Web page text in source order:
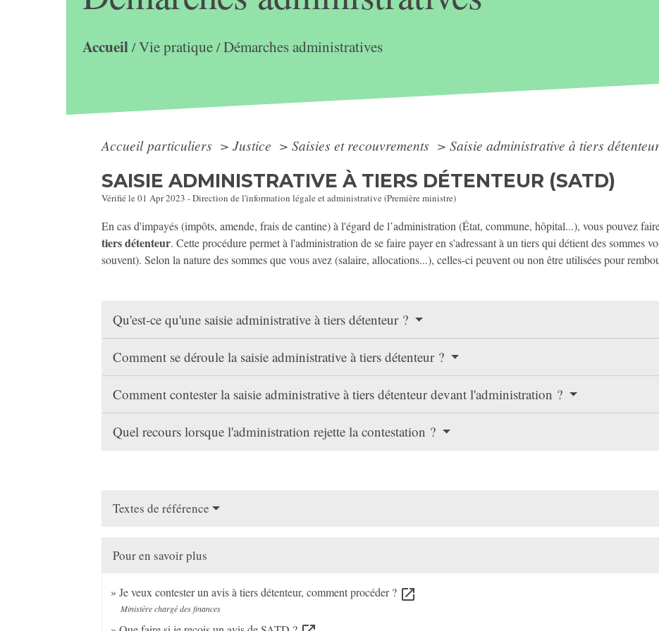
Accueil/Vie pratique/Démarches administratives
Accueil particuliers > Justice > Saisies et recouvrements > Saisie administrative à tiers
SAISIE ADMINISTRATIVE À TIERS DÉTENTEUR (SATD)
Vérifié le 01 Apr 2023 - Direction de l'information légale et administrative (Première ministre)
En cas d'impayés (impôts, amende, frais de cantine) à l'égard de l’administration (État, commune, hôpital...), vous pouvez
tiers détenteur. Cette procédure permet à l'administration de se faire payer en s'adressant à un tiers qui détient des sommes
souvent). Selon la nature des sommes que vous avez (salaire, allocations...), celles-ci peuvent ou non être utilisées pour
Qu'est-ce qu'une saisie administrative à tiers détenteur ?
Comment se déroule la saisie administrative à tiers détenteur ?
Comment contester la saisie administrative à tiers détenteur devant l'administration ?
Quel recours lorsque l'administration rejette la contestation ?
Textes de référence
Pour en savoir plus
Je veux contester un avis à tiers détenteur, comment procéder ? open_in_new
Ministère chargé des finances